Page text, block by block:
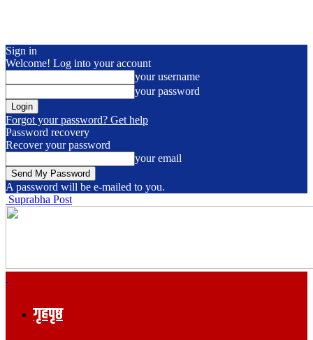
Sign in
Welcome! Log into your account
your username
your password
Forgot your password? Get help
Password recovery
Recover your password
your email
A password will be e-mailed to you.
Suprabha Post
गृहपृष्ठ